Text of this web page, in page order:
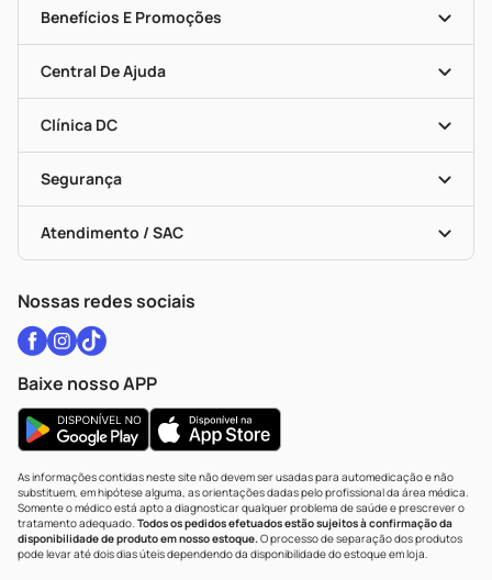
Nossas Lojas
Seja Uma Loja Parceira
Mapa De Categorias
Benefícios E Promoções
Convênios
Programa Popular Do Brasil
Encarte De Ofertas
Dermaclub
Cupons E Ofertas
Black Friday
Central De Ajuda
Recompra Programada
Alomed
Formas De Pagamento
Troca E Devolução
Bulas De A A Z
Políticas De Marketplace
Clínica DC
Serviços Farmacêuticos
Testes Rápidos
Autoteste Covid-19
Vacinas
Segurança
Portal Da Privacidade
Atendimento / SAC
Nossas redes sociais
Baixe nosso APP
As informações contidas neste site não devem ser usadas para automedicação e não
substituem, em hipótese alguma, as orientações dadas pelo profissional da área médica.
Somente o médico está apto a diagnosticar qualquer problema de saúde e prescrever o
tratamento adequado. Todos os pedidos efetuados estão sujeitos à confirmação da
disponibilidade de produto em nosso estoque.O processo de separação dos produtos
pode levar até dois dias úteis dependendo da disponibilidade do estoque em loja.